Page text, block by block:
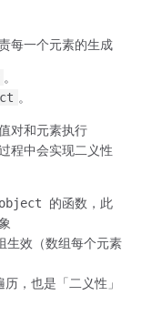
每一个元素的生成
。
。
对和元素执行
程中会实现二义性
的函数，此
生效（数组每个元素
，也是「二义性」